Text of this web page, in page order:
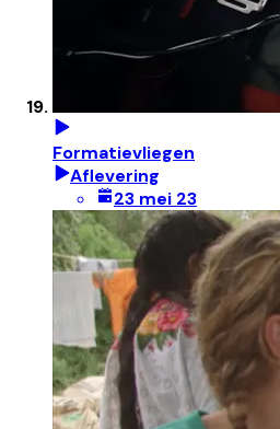
Formatievliegen
Aflevering
23 mei 23